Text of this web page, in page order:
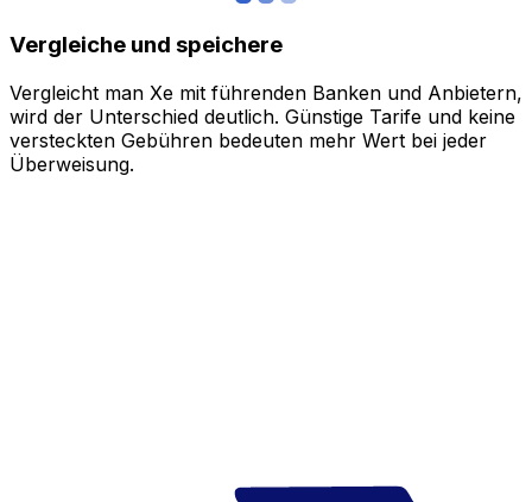
Vergleiche und speichere
Vergleicht man Xe mit führenden Banken und Anbietern,
wird der Unterschied deutlich. Günstige Tarife und keine
versteckten Gebühren bedeuten mehr Wert bei jeder
Überweisung.